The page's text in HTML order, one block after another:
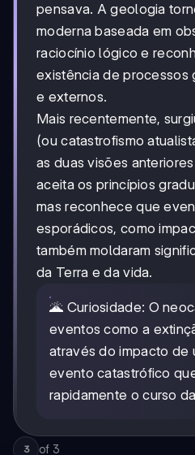
pensava. A geologia
moderna baseada em
raciocínio lógico e
existência de processos
e externos.
Mais recentemente,
(ou catastrofismo
as duas visões
aceita os princípios
mas reconhece que
esporádicos, como
também moldaram
da Terra e da vida.
🌋 Curiosidade: O
eventos como a
através do impacto de
evento catastrófico
rapidamente o curso
3 of 3